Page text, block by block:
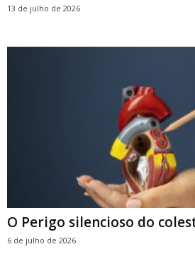
13 de julho de 2026
O Perigo silencioso do
6 de julho de 2026